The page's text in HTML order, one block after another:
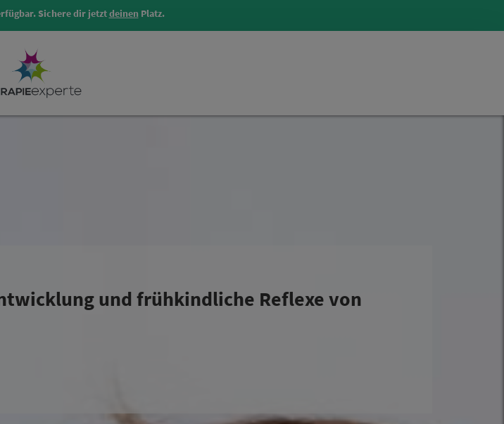
Sichere dir jetztdeinen Platz.
und frühkindliche Reflexe von